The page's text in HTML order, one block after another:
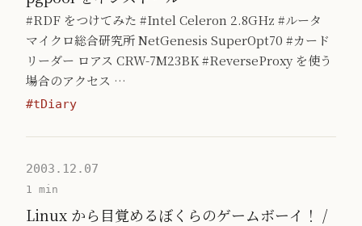
#RDF をつけてみた #Intel Celeron 2.8GHz #ルータ
マイクロ総合研究所 NetGenesis SuperOpt70 #カード
リーダー ロアス CRW-7M23BK #ReverseProxy を使う
場合のアクセス …
#tDiary
2003.12.07
1 min
Linux から目覚めるぼくらのゲームボーイ！ /